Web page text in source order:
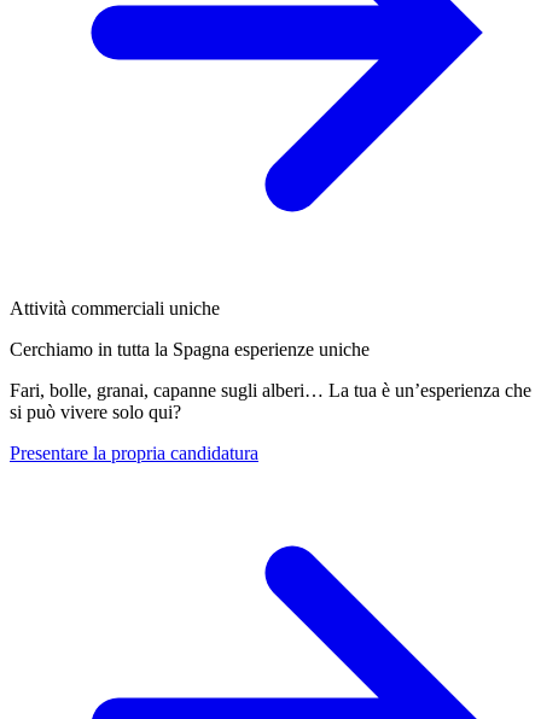
Attività commerciali uniche
Cerchiamo in tutta la Spagna esperienze uniche
Fari, bolle, granai, capanne sugli alberi… La tua è un’esperienza che
si può vivere solo qui?
Presentare la propria candidatura